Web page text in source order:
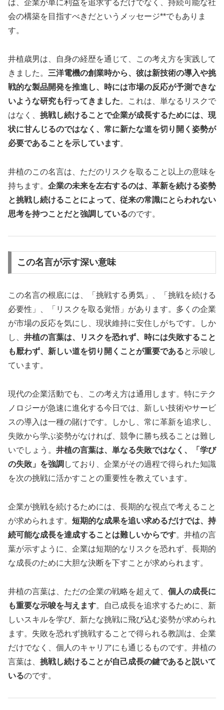
は、企業が単に利益を追求するだけでなく、持続可能な社
会の構築を目指すべきだというメッセージ**でもありま
す。
井植歳男は、自身の経歴を通じて、この考え方を実践して
きました。 三洋電機の創業時から、彼は新技術の導入や挑
戦的な製品開発を推進し、時には市場の反応が予測できな
いような研究も行ってきました。これは、単なるリスクで
はなく、 挑戦し続けることで企業が成長するためには、現
状に甘んじるのではなく、常に新たな道を切り開く姿勢が
必要であることを示しています。
井植のこの名言は、ただのリスクを取ること以上の意味を
持ちます。 企業の未来を左右するのは、革新を続ける姿勢
と挑戦し続けることによって、従来の常識にとらわれない
思考を持つことだと強調しているのです。
この名言が示す深い意味
この名言の根底には、「挑戦する勇気」、「挑戦を続ける
必要性」、「リスクを取る覚悟」があります。多くの企業
が市場の反応を気にし、現状維持に安住しがちです。しか
し、 井植の言葉は、リスクを恐れず、時には失敗すること
も厭わず、新しい道を切り開くことが重要であると示唆し
ています。
現代の企業活動でも、この考え方は通用します。特にテク
ノロジーが急速に進化する今日では、新しい技術やサービ
スの導入は一種の賭けです。しかし、常に革新を追求し、
失敗から学ぶ姿勢がなければ、競争に勝ち残ることは難し
いでしょう。 井植の言葉は、単なる失敗ではなく、「学び
の失敗」を強調 しており、企業がその過程で得られた知識
を次の挑戦に活かすことの重要性を教えています。
企業が挑戦を続けるためには、長期的な視点で考えること
が求められます。 短期的な成果を追い求めるだけでは、持
続可能な成長を達成することは難しいからです。井植の言
葉が示すように、企業は短期的なリスクを恐れず、長期的
な成長のために大胆な決断を下すことが求められます。
井植の言葉は、ただの企業の戦略を超えて、 個人の成長に
も重要な示唆を与えます。自己成長を追求するために、新
しいスキルを学び、新たな挑戦に飛び込む姿勢が求められ
ます。失敗を恐れず挑戦することで得られる教訓は、企業
だけでなく、個人のキャリアにも通じるものです。井植の
言葉は、 挑戦し続けることが自己成長の鍵であると説いて
いるのです。